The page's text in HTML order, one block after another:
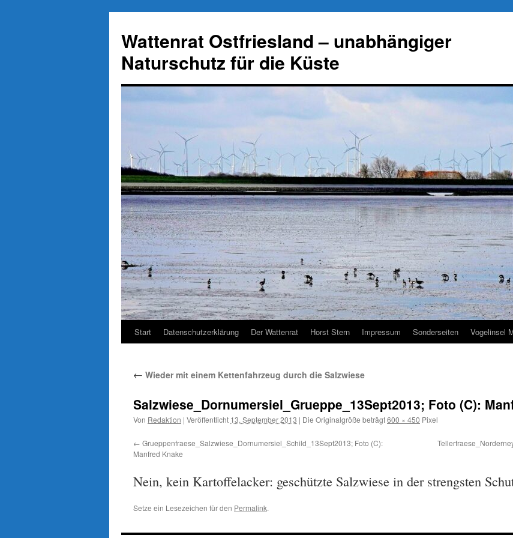
springen
Wattenrat Ostfriesland – unabhängiger
Naturschutz für die Küste
Start Datenschutzerklärung Der Wattenrat Horst Stern Impressum Sonderseiten Vogelinsel
← Wieder mit einem Kettenfahrzeug durch die Salzwiese
Salzwiese_Dornumersiel_Grueppe_13Sept2013; Foto (C):
Von Redaktion | Veröffentlicht 13. September 2013 | Die Originalgröße beträgt600 × 450 Pixel
Grueppenfraese_Salzwiese_Dornumersiel_Schild_13Sept2013; Foto (C):
Manfred Knake
Nein, kein Kartoffelacker: geschützte Salzwiese in der strengsten
Setze ein Lesezeichen für den Permalink.